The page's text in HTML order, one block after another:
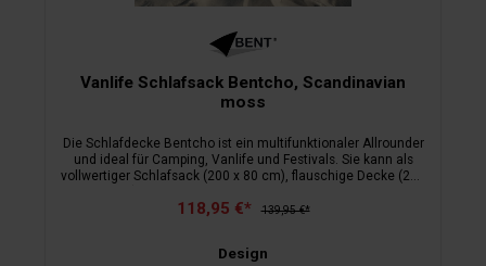
Vanlife Schlafsack Bentcho, Scandinavian
moss
Die Schlafdecke Bentcho ist ein multifunktionaler Allrounder
und ideal für Camping, Vanlife und Festivals. Sie kann als
vollwertiger Schlafsack (200 x 80 cm), flauschige Decke (200
modische Wendetasche dient als Kissen und stylischer
Polyester
118,95 €* 139,95 €*
Design